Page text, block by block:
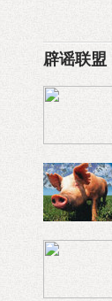
辟谣联盟